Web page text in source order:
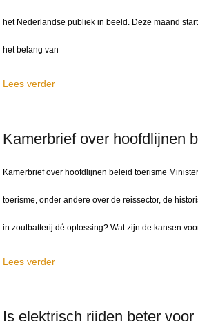
het Nederlandse publiek in beeld. Deze maand
het belang van
Lees verder
Kamerbrief over hoofdlijnen
Kamerbrief over hoofdlijnen beleid toerisme
toerisme, onder andere over de reissector, de
in zoutbatterij dé oplossing? Wat zijn de kansen
Lees verder
Is elektrisch rijden beter